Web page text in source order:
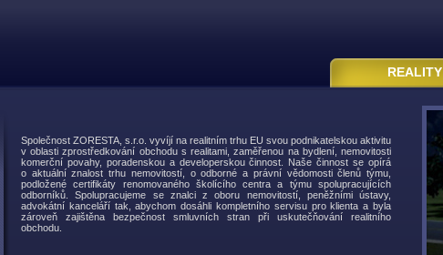
REALITY
Společnost ZORESTA, s.r.o. vyvíjí na realitním trhu EU svou podnikatelskou aktivitu
v oblasti zprostředkování obchodu s realitami, zaměřenou na bydlení, nemovitosti
komerční povahy, poradenskou a developerskou činnost. Naše činnost se opírá
o aktuální znalost trhu nemovitostí, o odborné a právní vědomosti členů týmu,
podložené certifikáty renomovaného školícího centra a týmu spolupracujících
odborníků. Spolupracujeme se znalci z oboru nemovitostí, peněžními ústavy,
advokátní kanceláří tak, abychom dosáhli kompletního servisu pro klienta a byla
zároveň zajištěna bezpečnost smluvních stran při uskutečňování realitního
obchodu.